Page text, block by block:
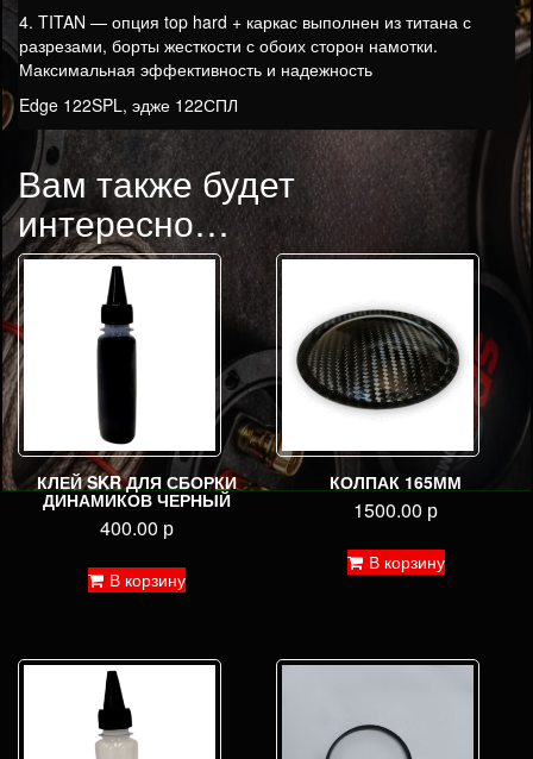
4. TITAN — опция top hard + каркас выполнен из титана с
разрезами, борты жесткости с обоих сторон намотки.
Максимальная эффективность и надежность
Edge 122SPL, эдже 122СПЛ
Вам также будет
интересно…
КЛЕЙ SKR ДЛЯ СБОРКИ
ДИНАМИКОВ ЧЕРНЫЙ
400.00 р
В корзину
КОЛПАК 165ММ
1500.00 р
В корзину